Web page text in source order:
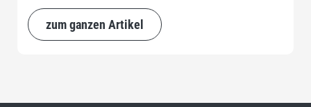
nicht im Auftrag der Regierung veranlasst, und es gab
auch keine Expertenkommission. Das Wichtigste und
zum ganzen Artikel